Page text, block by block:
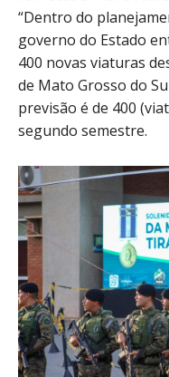
“Dentro do
governo do Estado
400 novas viaturas
de Mato Grosso do
previsão é de 400
segundo semestre.